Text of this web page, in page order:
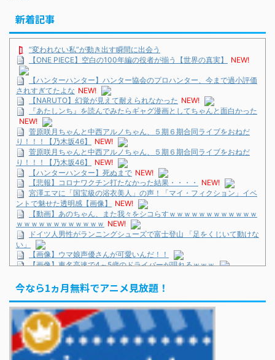
新着記事
“変われない私”が動き出す瞬間に出会う
【ONE PIECE】空白の100年編の役者が揃う【世界の真実】
NEW!
【ハンターハンター】ハンター協会のプロハンター、今まで過小評価
されすぎてたよな NEW!
【NARUTO】幻覚が見えて耐えられなかった NEW!
『あたしンち』を読んでみたらギャグ漫画としてちゃんと面白かった
NEW!
菅原咲月ちゃんと中西アルノちゃん、５期６期合同ライブをおねだ
り！！！【乃木坂46】
NEW!
菅原咲月ちゃんと中西アルノちゃん、５期６期合同ライブをおねだ
り！！！【乃木坂46】
NEW!
【ハンターハンター】死ぬまで NEW!
【悲報】コロナワクチン打たなかった結果・・・・
NEW!
宮澤エマに「国宝級の浴衣美人」の声！「マイ・フィクション」イベ
ントで魅せた透明感【画像】
NEW!
【動画】あのちゃん、また我々をシコらすｗｗｗｗｗｗｗｗｗｗｗｗ
ｗｗｗｗｗｗｗｗｗｗｗｗ NEW!
ドイツ人男性がランニングシューズで富士登山 「足をくじいて動けな
い」
【画像】ウマ娘声優さんが可愛いんだ！！
【画像】東名高速で4～5歳のドライバーが現れるｗｗｗ
ドイツ人男性がランニングシューズで富士登山 「足をくじいて動けな
い」
巨人・坂本勇人が「1億円申告漏れ」 税務当局が指摘するも修正に応
じず
KOBAMETALが語る、ベビメタ主催フェスの見どころ
巨人・坂本勇人が「1億円申告漏れ」 税務当局が指摘するも修正に応
じず
「イケオジって言葉よくなくない？」 KAT-TUN上田竜也の問題提起
今なら1ヵ月無料でアニメ見放題！